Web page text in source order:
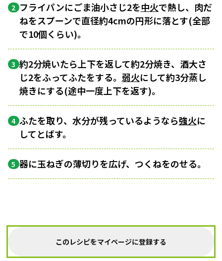
2 フライパンにごま油小さじ2を中火で熱し、肉だ
ねをスプーンで直径約4cmの円形に落とす(全部
で10個くらい)。
3 約2分焼いたら上下を返して約2分焼き、酒大さ
じ2をふってふたをする。 弱火にして約3分蒸し
焼きにする(途中一度上下を返す)。
4 ふたを取り、水分が残っているようなら強火に
してとばす。
5 器に玉ねぎの薄切りを広げ、つくねをのせる。
このレシピをマイページに登録する